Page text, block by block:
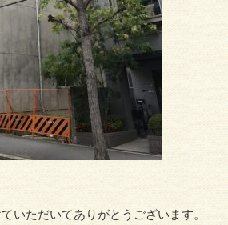
いただいてありがとうございます。